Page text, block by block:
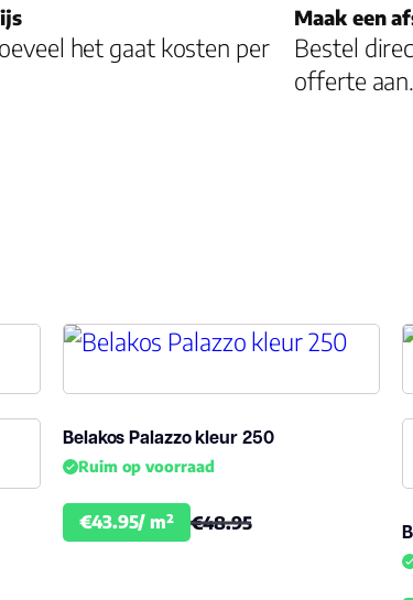
Vloerverwarming
geschikt
ja
het gaat kosten per
Maak een
Bestel
offerte aan.
Belakos Palazzo kleur 250
Ruim op voorraad
€43.95/ m² €48.95